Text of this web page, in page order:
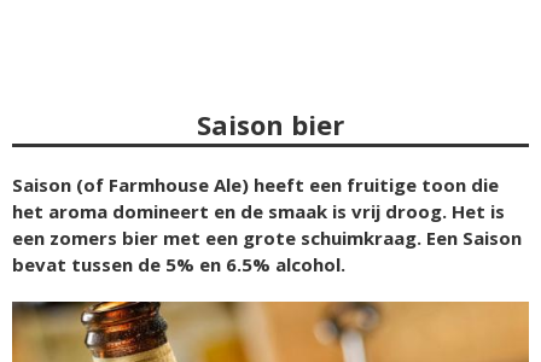
Saison bier
Saison (of Farmhouse Ale) heeft een fruitige toon die
het aroma domineert en de smaak is vrij droog. Het is
een zomers bier met een grote schuimkraag. Een Saison
bevat tussen de 5% en 6.5% alcohol.